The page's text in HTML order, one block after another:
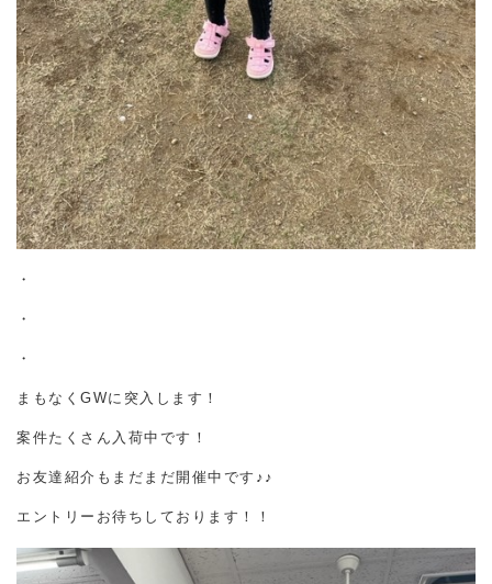
・
・
・
まもなくGWに突入します！
案件たくさん入荷中です！
お友達紹介もまだまだ開催中です♪♪
エントリーお待ちしております！！